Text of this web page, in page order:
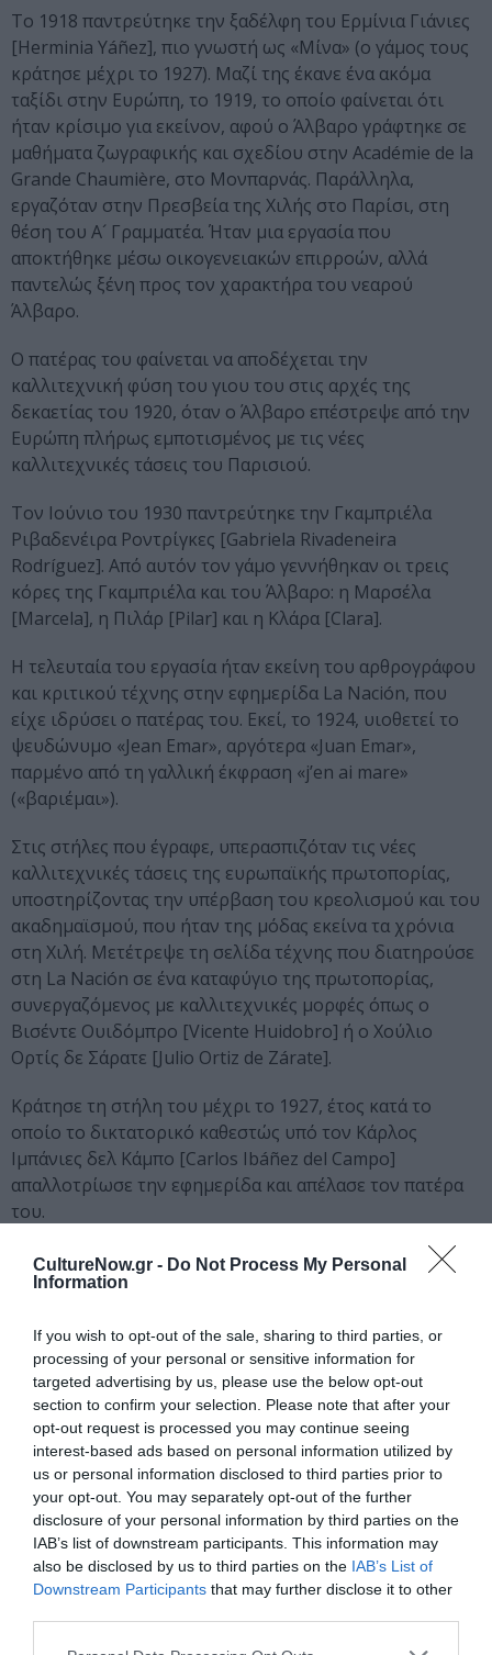
CultureNow.gr - Do Not Process My Personal
Information
If you wish to opt-out of the sale, sharing to third parties, or
processing of your personal or sensitive information for
targeted advertising by us, please use the below opt-out
section to confirm your selection. Please note that after your
opt-out request is processed you may continue seeing
interest-based ads based on personal information utilized by
us or personal information disclosed to third parties prior to
your opt-out. You may separately opt-out of the further
disclosure of your personal information by third parties on the
IAB’s list of downstream participants. This information may
also be disclosed by us to third parties on the IAB’s List of
Downstream Participants that may further disclose it to other
Το 1918 παντρεύτηκε την ξαδέλφη του Ερμίνια Γιάνιες
[Herminia Yáñez], πιο γνωστή ως «Μίνα» (ο γάμος τους
κράτησε μέχρι το 1927). Μαζί της έκανε ένα ακόμα
ταξίδι στην Ευρώπη, το 1919, το οποίο φαίνεται ότι
ήταν κρίσιμο για εκείνον, αφού ο Άλβαρο γράφτηκε σε
μαθήματα ζωγραφικής και σχεδίου στην Académie de la
Grande Chaumière, στο Μονπαρνάς. Παράλληλα,
εργαζόταν στην Πρεσβεία της Χιλής στο Παρίσι, στη
θέση του Α´ Γραμματέα. Ήταν μια εργασία που
αποκτήθηκε μέσω οικογενειακών επιρροών, αλλά
παντελώς ξένη προς τον χαρακτήρα του νεαρού
Άλβαρο.
Ο πατέρας του φαίνεται να αποδέχεται την
καλλιτεχνική φύση του γιου του στις αρχές της
δεκαετίας του 1920, όταν ο Άλβαρο επέστρεψε από την
Ευρώπη πλήρως εμποτισμένος με τις νέες
καλλιτεχνικές τάσεις του Παρισιού.
Τον Ιούνιο του 1930 παντρεύτηκε την Γκαμπριέλα
Ριβαδενέιρα Ροντρίγκες [Gabriela Rivadeneira
Rodríguez]. Από αυτόν τον γάμο γεννήθηκαν οι τρεις
κόρες της Γκαμπριέλα και του Άλβαρο: η Μαρσέλα
[Marcela], η Πιλάρ [Pilar] και η Κλάρα [Clara].
Η τελευταία του εργασία ήταν εκείνη του αρθρογράφου
και κριτικού τέχνης στην εφημερίδα La Nación, που
είχε ιδρύσει ο πατέρας του. Εκεί, το 1924, υιοθετεί το
ψευδώνυμο «Jean Emar», αργότερα «Juan Emar»,
παρμένο από τη γαλλική έκφραση «j’en ai mare»
(«βαριέμαι»).
Στις στήλες που έγραφε, υπερασπιζόταν τις νέες
καλλιτεχνικές τάσεις της ευρωπαϊκής πρωτοπορίας,
υποστηρίζοντας την υπέρβαση του κρεολισμού και του
ακαδημαϊσμού, που ήταν της μόδας εκείνα τα χρόνια
στη Χιλή. Μετέτρεψε τη σελίδα τέχνης που διατηρούσε
στη La Nación σε ένα καταφύγιο της πρωτοπορίας,
συνεργαζόμενος με καλλιτεχνικές μορφές όπως ο
Βισέντε Ουιδόμπρο [Vicente Huidobro] ή ο Χούλιο
Ορτίς δε Σάρατε [Julio Ortiz de Zárate].
Κράτησε τη στήλη του μέχρι το 1927, έτος κατά το
οποίο το δικτατορικό καθεστώς υπό τον Κάρλος
Ιμπάνιες δελ Κάμπο [Carlos Ibáñez del Campo]
απαλλοτρίωσε την εφημερίδα και απέλασε τον πατέρα
του.
Ύστερα από αυτό το τραυματικό γεγονός, ο Εμάρ
αφοσιώνεται στη συγγραφή και εκδίδει τις
τη συλλογή διηγημάτων Diez (1937). Βλέποντας την
αδιαφορία κοινού και κριτικών για τα βιβλία του, ο
συγγραφέας εξαφανίζεται από τον καλλιτεχνικό χώρο
και αφοσιώνεται σχεδόν αποκλειστικά στη συγγραφή
του εκτεταμένου μυθιστορήματός του, Umbral. Ο Εμάρ
άρχισε να γράφει αυτό που έμελλε να είναι το τελευταίο
έργο του το 1942 και δεν το εγκατέλειψε μέχρι τον
θάνατό του. Το Umbral αποτελείται από πέντε τόμους
(πάνω από πέντε χιλιάδες δακτυλόγραφες σελίδες) και
εκδόθηκε στην τελική του μορφή το 1996.
Μεταξύ 1947 και 1958, ο Χουάν Εμάρ ασχολήθηκε